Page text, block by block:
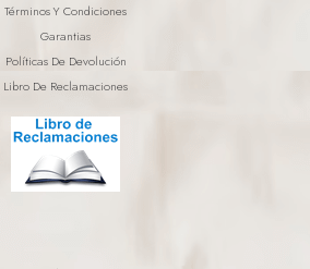
Términos Y Condiciones
Garantias
Políticas De Devolución
Libro De Reclamaciones